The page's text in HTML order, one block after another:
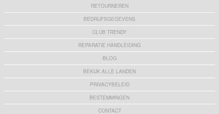
RETOURNEREN
BEDRIJFSGEGEVENS
CLUB TRENDY
REPARATIE HANDLEIDING
BLOG
BEKIJK ALLE LANDEN
PRIVACYBELEID
BESTEMMINGEN
CONTACT